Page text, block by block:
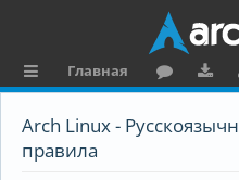
ы
Главная
ру
ру
Arch Linux -
правила